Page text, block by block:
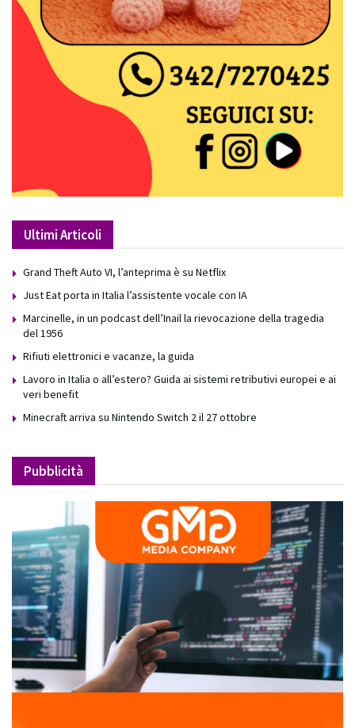
Ultimi Articoli
Grand Theft Auto VI, l’anteprima è su Netflix
Just Eat porta in Italia l’assistente vocale con IA
Marcinelle, in un podcast dell’Inail la rievocazione della tragedia
del 1956
Rifiuti elettronici e vacanze, la guida
Lavoro in Italia o all’estero? Guida ai sistemi retributivi europei e ai
veri benefit
Minecraft arriva su Nintendo Switch 2 il 27 ottobre
Pubblicità